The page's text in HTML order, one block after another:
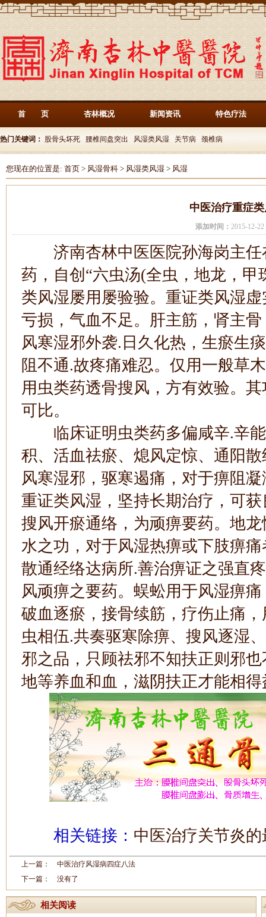
首 页 杏林概况 新闻资讯 特色疗法
热门关键词： 股骨头坏死 腰椎间盘突出 风湿类风湿 关节病 颈椎病
您现在的位置是: 首页 > 风湿骨科 > 风湿类风湿 > 风湿
中医治疗重症
添加时间： 2015-12-
济南杏林中医医院孙海岗主任
药，自创“六虫汤(全虫，地龙，
类风湿屡用屡验验。重证类风湿
亏损，气血不足。肝主筋，肾主
风寒湿邪外袭.日久化热，生瘀生
阻不通.故疼痛难忍。仅用一般草
用虫类药透骨搜风，方有效验。
可比。
临床证明虫类药多偏咸辛.辛能
积、活血祛瘀、熄风定惊、通阳
风寒湿邪，驱寒遏痛，对于痹阻
重证类风湿，坚持长期治疗，可
搜风开瘀通络，为顽痹要药。地
水之功，对于风湿热痹或下肢痹
散通经络达病所.善治痹证之强直
风顽痹之要药。蜈蚣用于风湿痹
破血逐瘀，接骨续筋，疗伤止痛
虫相伍.共奏驱寒除痹、搜风逐湿
邪之品，只顾祛邪不知扶正则邪
地等养血和血，滋阴扶正才能相
相关链接： 中医治疗关节炎
上一篇： 中医治疗风湿病四症八法
下一篇： 没有了
相关阅读